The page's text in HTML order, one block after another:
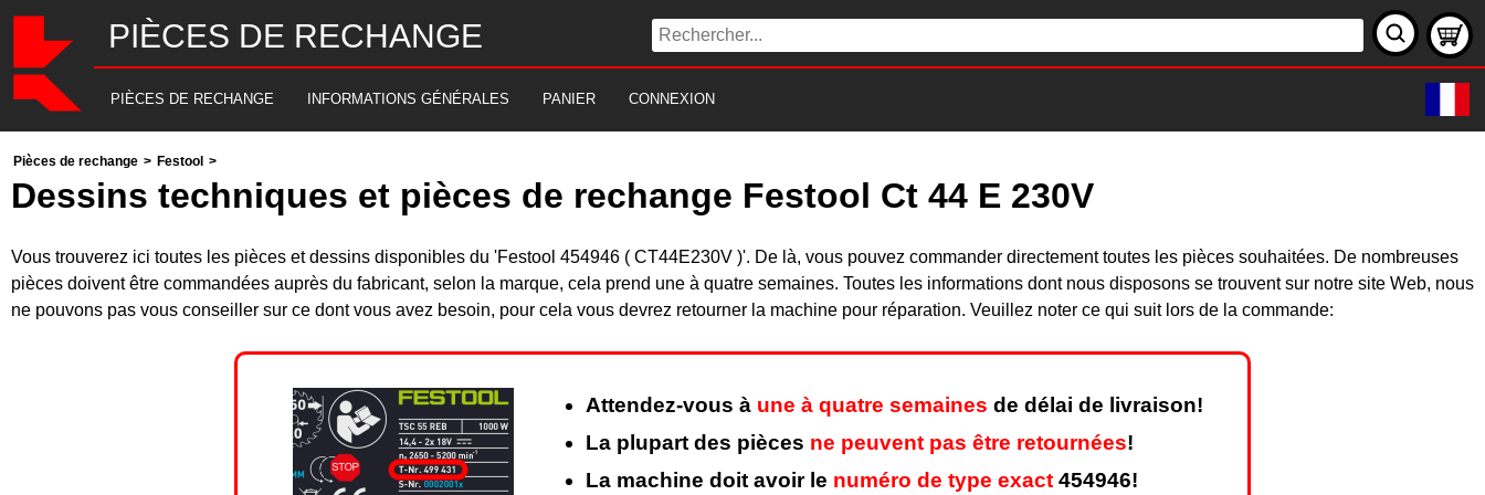
PIÈCES DE RECHANGE
PIÈCES DE RECHANGE INFORMATIONS GÉNÉRALES PANIER CONNEXION
Pièces de rechange > Festool >
Dessins techniques et pièces de rechange Festool Ct 44 E 230V
Vous trouverez ici toutes les pièces et dessins disponibles du 'Festool 454946 ( CT44E230V )'. De là, vous pouvez commander directement toutes les pièces souhaitées. De nombreuses
pièces doivent être commandées auprès du fabricant, selon la marque, cela prend une à quatre semaines. Toutes les informations dont nous disposons se trouvent sur notre site Web, nous
ne pouvons pas vous conseiller sur ce dont vous avez besoin, pour cela vous devrez retourner la machine pour réparation. Veuillez noter ce qui suit lors de la commande:
Attendez-vous à une à quatre semaines de délai de livraison!
La plupart des pièces ne peuvent pas être retournées!
La machine doit avoir le numéro de type exact 454946!